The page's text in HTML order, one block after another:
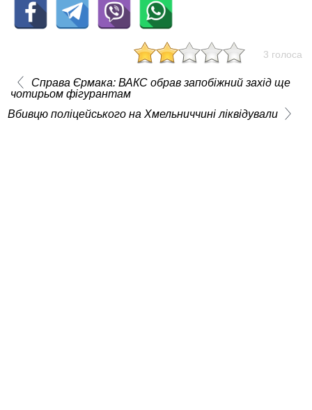
3 голоса
Справа Єрмака: ВАКС обрав запобіжний захід ще
чотирьом фігурантам
Вбивцю поліцейського на Хмельниччині ліквідували